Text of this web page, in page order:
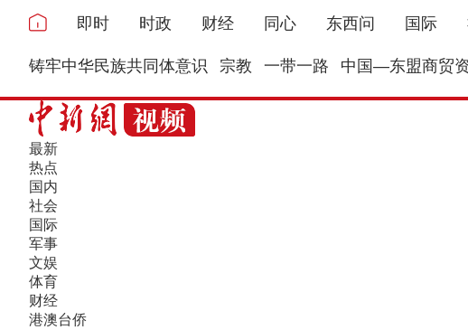
即时 时政 财经 同心 东西问 国际
铸牢中华民族共同体意识 宗教 一带一路 中国—东盟商贸
最新
热点
国内
社会
国际
军事
文娱
体育
财经
港澳台侨